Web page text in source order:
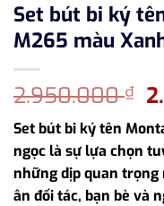
Set bút bi ký
M265 màu
2.950.000₫
Set bút bi ký tên
ngọc là sự lựa chọn
những dịp quan
ân đối tác, bạn bè và